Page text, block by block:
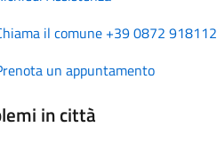
il comune +39 0872 918112
un appuntamento
in città